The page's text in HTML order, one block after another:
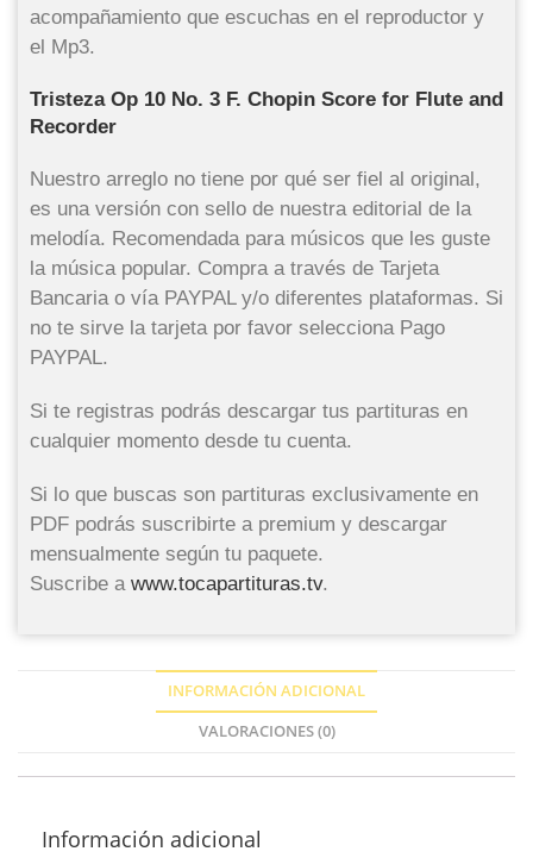
acompañamiento que escuchas en el reproductor y
el Mp3.
Tristeza Op 10 No. 3 F. Chopin Score for Flute and
Recorder
Nuestro arreglo no tiene por qué ser fiel al original,
es una versión con sello de nuestra editorial de la
melodía. Recomendada para músicos que les guste
la música popular. Compra a través de Tarjeta
Bancaria o vía PAYPAL y/o diferentes plataformas. Si
no te sirve la tarjeta por favor selecciona Pago
PAYPAL.
Si te registras podrás descargar tus partituras en
cualquier momento desde tu cuenta.
Si lo que buscas son partituras exclusivamente en
PDF podrás suscribirte a premium y descargar
mensualmente según tu paquete.
Suscribe a www.tocapartituras.tv.
INFORMACIÓN ADICIONAL
VALORACIONES (0)
Información adicional